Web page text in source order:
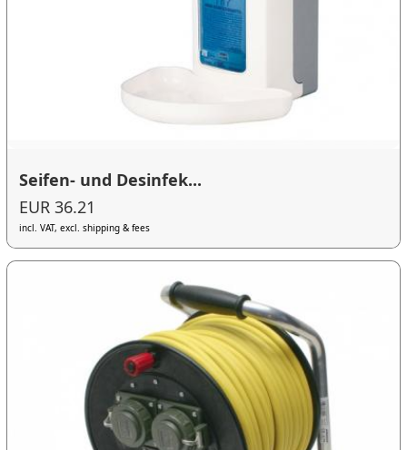
Seifen- und Desinfek...
EUR 36.21
incl. VAT, excl. shipping & fees